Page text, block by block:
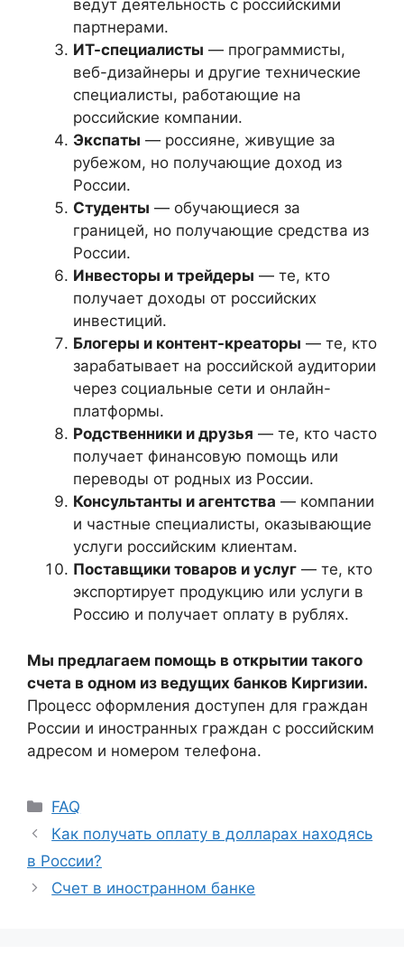
ведут деятельность с российскими
партнерами.
ИТ-специалисты — программисты,
веб-дизайнеры и другие технические
специалисты, работающие на
российские компании.
Экспаты — россияне, живущие за
рубежом, но получающие доход из
России.
Студенты — обучающиеся за
границей, но получающие средства из
России.
Инвесторы и трейдеры — те, кто
получает доходы от российских
инвестиций.
Блогеры и контент-креаторы — те, кто
зарабатывает на российской аудитории
через социальные сети и онлайн-
платформы.
Родственники и друзья — те, кто часто
получает финансовую помощь или
переводы от родных из России.
Консультанты и агентства — компании
и частные специалисты, оказывающие
услуги российским клиентам.
Поставщики товаров и услуг — те, кто
экспортирует продукцию или услуги в
Россию и получает оплату в рублях.
Мы предлагаем помощь в открытии такого
счета в одном из ведущих банков Киргизии.
Процесс оформления доступен для граждан
России и иностранных граждан с российским
адресом и номером телефона.
FAQ
Как получать оплату в долларах находясь
в России?
Счет в иностранном банке